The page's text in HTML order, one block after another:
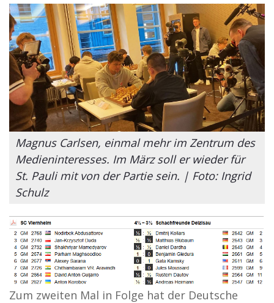
Magnus Carlsen, einmal mehr im Zentrum des
Medieninteresses. Im März soll er wieder für
St. Pauli mit von der Partie sein. | Foto: Ingrid
Schulz
Zum zweiten Mal in Folge hat der Deutsche